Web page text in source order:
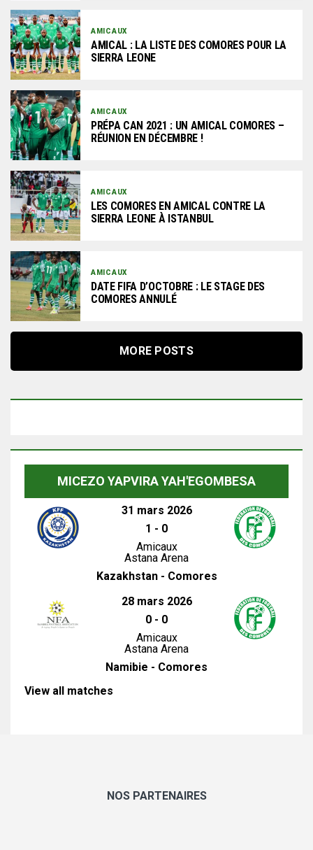
AMICAUX
AMICAL : LA LISTE DES COMORES POUR LA
SIERRA LEONE
AMICAUX
PRÉPA CAN 2021 : UN AMICAL COMORES –
RÉUNION EN DÉCEMBRE !
AMICAUX
LES COMORES EN AMICAL CONTRE LA
SIERRA LEONE À ISTANBUL
AMICAUX
DATE FIFA D’OCTOBRE : LE STAGE DES
COMORES ANNULÉ
MORE POSTS
MICEZO YAPVIRA YAH'EGOMBESA
31 mars 2026
1 - 0
Amicaux
Astana Arena
Kazakhstan - Comores
28 mars 2026
0 - 0
Amicaux
Astana Arena
Namibie - Comores
View all matches
NOS PARTENAIRES